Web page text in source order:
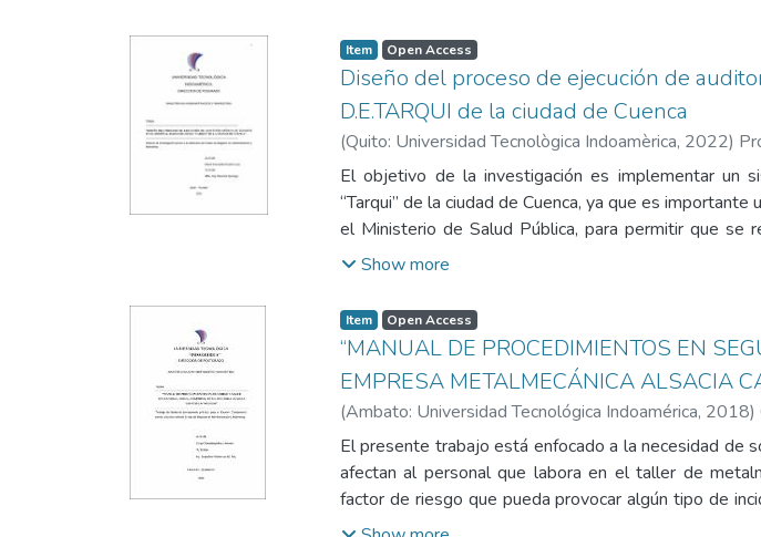
Item Open Access
Diseño del proceso de ejecución de
D.E.TARQUI de la ciudad de Cuenca
(Quito: Universidad Tecnològica Indoamèrica, 2022)
El objetivo de la investigación es implementar un
“Tarqui” de la ciudad de Cuenca, ya que es
el Ministerio de Salud Pública, para permitir que se
evaluar y personalizar el trabajo del médico de una
realicen en el hospital HG. III D.E. ”Tarqui” de la
proceso, mejorando continuamente los recursos, los
Show more
Item Open Access
“MANUAL DE PROCEDIMIENTOS EN
EMPRESA METALMECÁNICA ALSACIA
(Ambato: Universidad Tecnológica Indoamérica, 2018)
El presente trabajo está enfocado a la necesidad de
afectan al personal que labora en el taller de
factor de riesgo que pueda provocar algún tipo de
de un manual de procedimientos en seguridad y salud